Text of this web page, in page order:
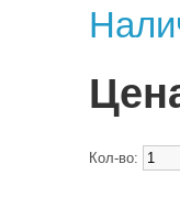
Кол-во: